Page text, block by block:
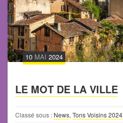
10 MAI 2024
LE MOT DE LA VILLE
Classé sous : News, Tons Voisins 2024